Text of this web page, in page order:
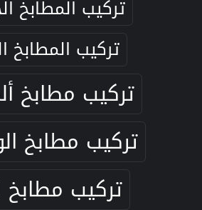
تركيب المطابخ
تركيب المطابخ
تركيب مطابخ
تركيب مطابخ
تركيب مطابخ